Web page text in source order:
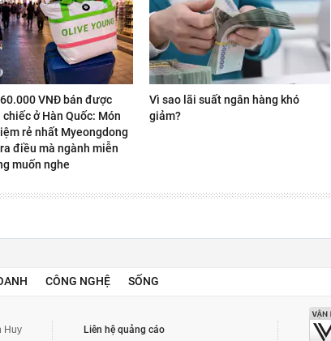
VNĐ bán được
ở Hàn Quốc: Món
rẻ nhất Myeongdong
điều mà ngành miễn
muốn nghe
Vì sao lãi suất ngân hàng khó
giảm?
CÔNG NGHỆ SỐNG
Huy Liên hệ quảng cáo